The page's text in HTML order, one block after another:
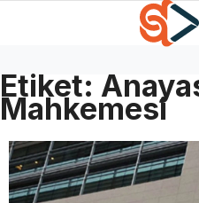
Etiket:
Mahkemesi